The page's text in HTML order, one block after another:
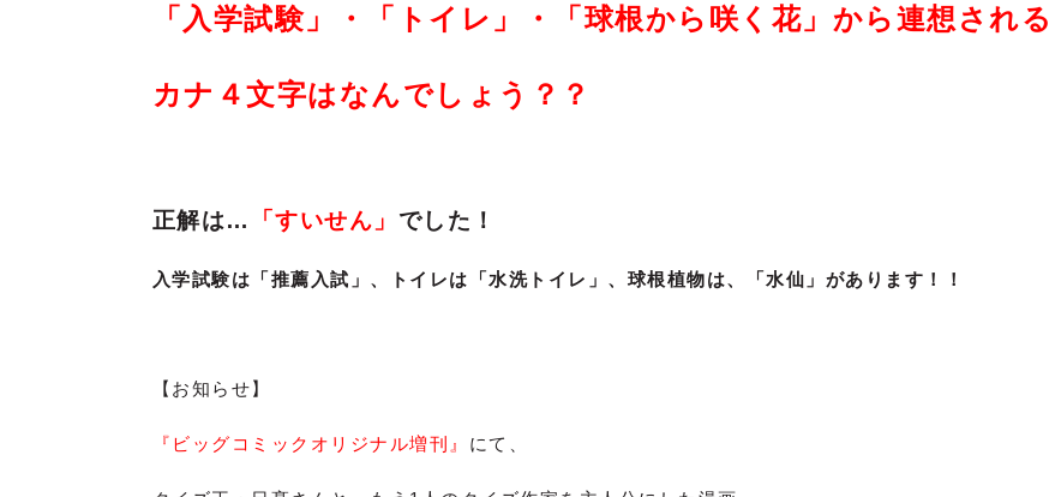
「入学試験」・「トイレ」・「球根から咲く花」から連想される
カナ４文字はなんでしょう？？
正解は… 「すいせん」 でした！
入学試験は「推薦入試」、トイレは「水洗トイレ」、球根植物は、「水仙」があります！！
【お知らせ】
『ビッグコミックオリジナル増刊』 にて、